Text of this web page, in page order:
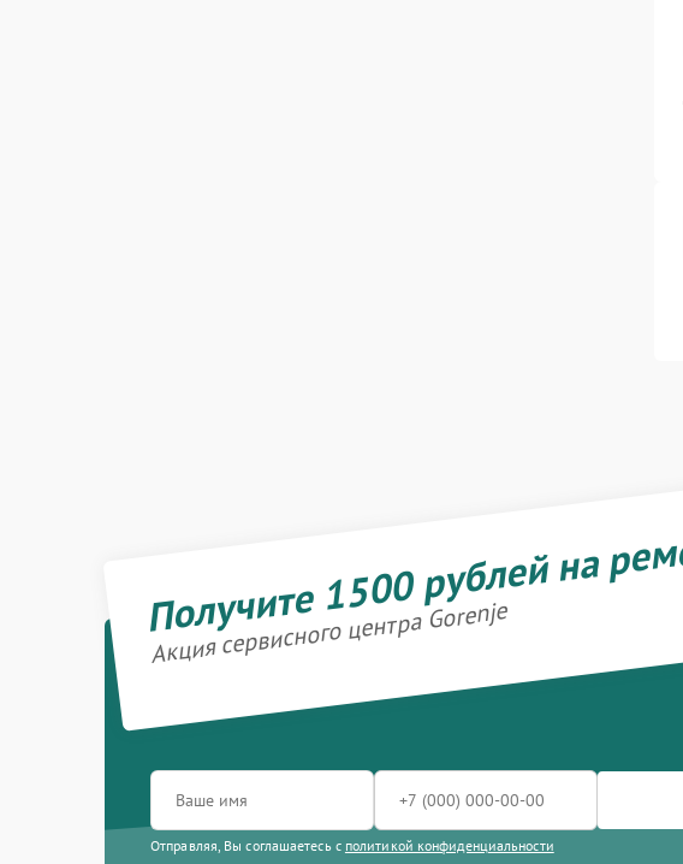
Получите 1500 рублей на
Акция сервисного центра Gorenje
Отправляя, Вы соглашаетесь с политикой конфиденциальности